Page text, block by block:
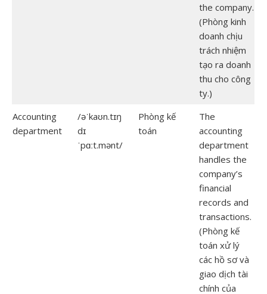
the company.
(Phòng kinh
doanh chịu
trách nhiệm
tạo ra doanh
thu cho công
ty.)
Accounting
department
/əˈkaʊn.tɪŋ
dɪ
ˈpɑːt.mənt/
Phòng kế
toán
The
accounting
department
handles the
company’s
financial
records and
transactions.
(Phòng kế
toán xử lý
các hồ sơ và
giao dịch tài
chính của